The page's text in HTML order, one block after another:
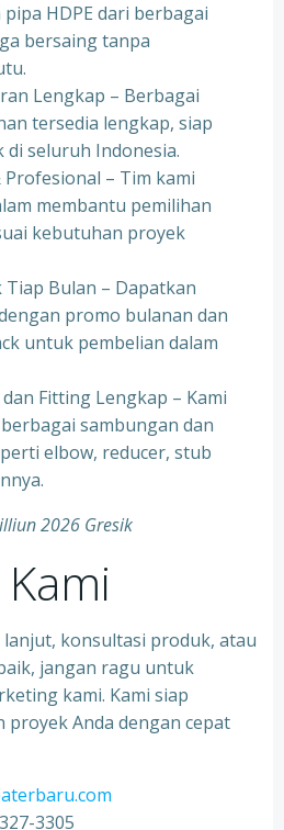
HDPE dari berbagai
bersaing tanpa
Lengkap – Berbagai
tersedia lengkap, siap
seluruh Indonesia.
Profesional – Tim kami
membantu pemilihan
kebutuhan proyek
Tiap Bulan – Dapatkan
promo bulanan dan
untuk pembelian dalam
Fitting Lengkap – Kami
sambungan dan
elbow, reducer, stub
2026 Gresik
konsultasi produk, atau
jangan ragu untuk
kami. Kami siap
Anda dengan cepat
3305